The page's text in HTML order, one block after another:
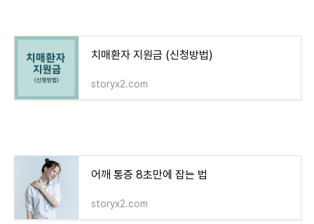
치매환자 지원금 (신청방법)
storyx2.com
어깨 통증 8초만에 잡는 법
storyx2.com